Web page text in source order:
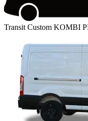
Transit Custom KOMBI